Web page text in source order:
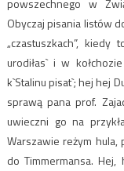
powszechnego w
Obyczaj pisania listów
„czastuszkach”,
urodiłas` i w
k`Stalinu pisat`; hej hej
sprawą pana prof.
uwieczni go na
Warszawie reżym hula,
do Timmermansa.